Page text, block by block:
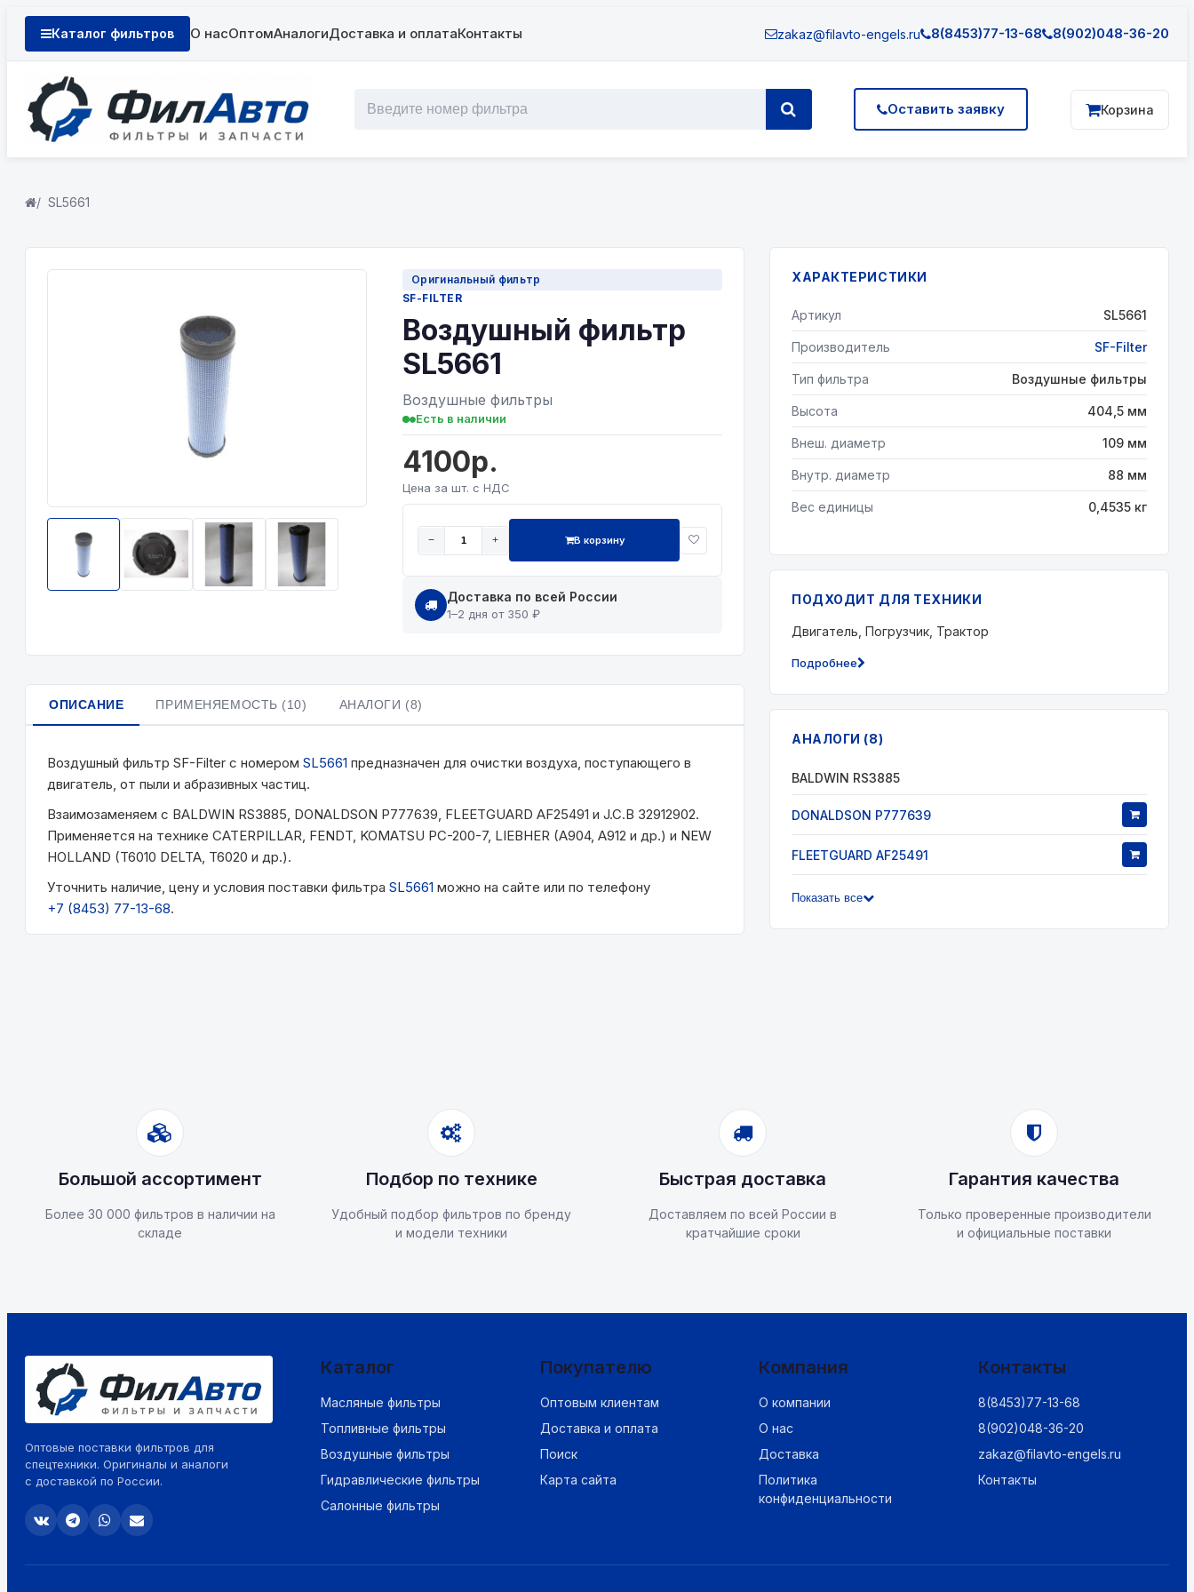
Каталог фильтров О насОптомАналогиДоставка и оплатаКонтакты zakaz@filavto-engels.ru 8(8453)77-13-68 8(902)048-36-20
Оставить заявку Корзина
SL5661
Оригинальный фильтр
SF-FILTER
Воздушный фильтр
SL5661
Воздушные фильтры
Есть в наличии
4100р.
Цена за шт. с НДС
− + В корзину
Доставка по всей России
1–2 дня от 350 ₽
ОПИСАНИЕ ПРИМЕНЯЕМОСТЬ (10) АНАЛОГИ (8)
Воздушный фильтр SF-Filter с номером SL5661 предназначен для очистки воздуха, поступающего в
двигатель, от пыли и абразивных частиц.
Взаимозаменяем с BALDWIN RS3885, DONALDSON P777639, FLEETGUARD AF25491 и J.C.B 32912902.
Применяется на технике CATERPILLAR, FENDT, KOMATSU PC-200-7, LIEBHER (A904, A912 и др.) и NEW
HOLLAND (T6010 DELTA, T6020 и др.).
Уточнить наличие, цену и условия поставки фильтра SL5661 можно на сайте или по телефону
+7 (8453) 77-13-68.
ХАРАКТЕРИСТИКИ
Артикул SL5661
Производитель SF-Filter
Тип фильтра Воздушные фильтры
Высота 404,5 мм
Внеш. диаметр 109 мм
Внутр. диаметр 88 мм
Вес единицы 0,4535 кг
ПОДХОДИТ ДЛЯ ТЕХНИКИ
Двигатель, Погрузчик, Трактор
Подробнее
АНАЛОГИ (8)
BALDWIN RS3885
DONALDSON P777639
FLEETGUARD AF25491
Показать все
Большой ассортимент
Более 30 000 фильтров в наличии на
складе
Подбор по технике
Удобный подбор фильтров по бренду
и модели техники
Быстрая доставка
Доставляем по всей России в
кратчайшие сроки
Гарантия качества
Только проверенные производители
и официальные поставки
Оптовые поставки фильтров для
спецтехники. Оригиналы и аналоги
с доставкой по России.
Каталог
Масляные фильтры
Топливные фильтры
Воздушные фильтры
Гидравлические фильтры
Салонные фильтры
Покупателю
Оптовым клиентам
Доставка и оплата
Поиск
Карта сайта
Компания
О компании
О нас
Доставка
Политика
конфиденциальности
Контакты
8(8453)77-13-68
8(902)048-36-20
zakaz@filavto-engels.ru
Контакты